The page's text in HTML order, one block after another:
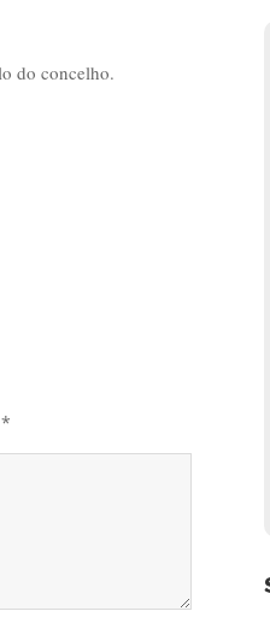
do concelho.
*